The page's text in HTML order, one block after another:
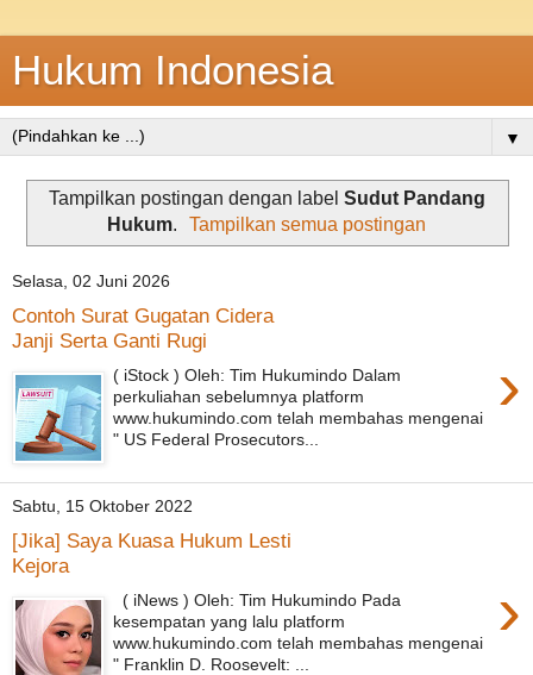
Hukum Indonesia
▼
Tampilkan postingan dengan label Sudut Pandang
Hukum. Tampilkan semua postingan
Selasa, 02 Juni 2026
Contoh Surat Gugatan Cidera
Janji Serta Ganti Rugi
›
( iStock ) Oleh: Tim Hukumindo Dalam
perkuliahan sebelumnya platform
www.hukumindo.com telah membahas mengenai
" US Federal Prosecutors...
Sabtu, 15 Oktober 2022
[Jika] Saya Kuasa Hukum Lesti
Kejora
›
( iNews ) Oleh: Tim Hukumindo Pada
kesempatan yang lalu platform
www.hukumindo.com telah membahas mengenai
" Franklin D. Roosevelt: ...